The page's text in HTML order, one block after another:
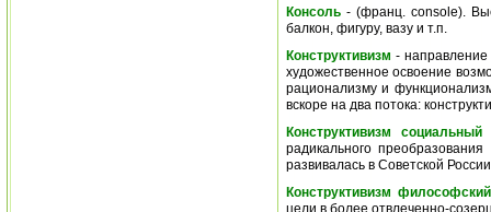
Консоль- (франц. console).
балкон, фигуру, вазу и т.п.
Конструктивизм - направление
художественное освоение
рационализму и
вскоре на два потока:
Конструктивизм социальный-
радикального
развивалась в Советской
Конструктивизм философский